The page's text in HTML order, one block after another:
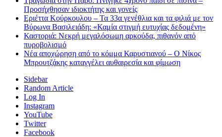
Προσήχθησαν ιδιοκτήτης και γονείς
Εριέττα Κούρκουλου – Τα 33α γενέθλια και τα φιλιά με τον
Βύρωνα Βασιλειάδη: «Καμία στιγμή ευτυχίας δεδομένη»
Καστοριά: Νεκρή μεγαλόσωμη αρκούδα, πιθανόν από
πυροβολισμό
Νέα αποχώρηση από το κόμμα Καρυστιανού – Ο Νίκος
Μπρουτζάκης καταγγέλει αυθαιρεσία και φίμωση
Sidebar
Random Article
Log In
Instagram
YouTube
Twitter
Facebook